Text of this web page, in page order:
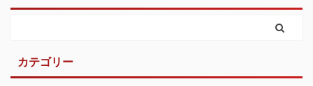
カテゴリー